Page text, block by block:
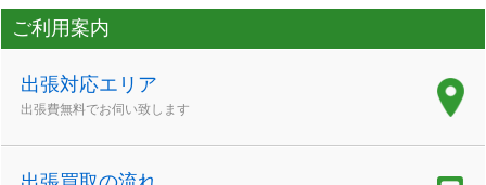
ご利用案内
出張対応エリア
出張費無料でお伺い致します